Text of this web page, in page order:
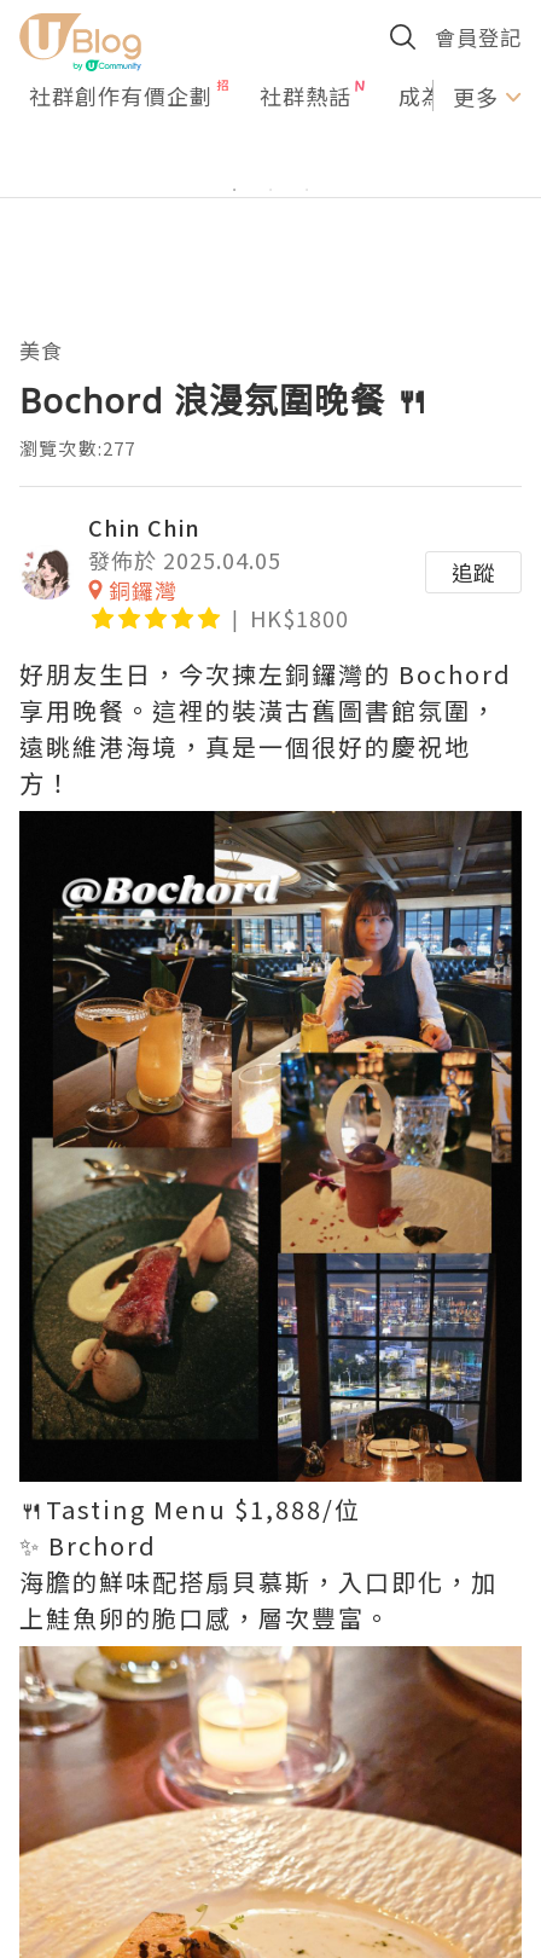
會員登記
社群創作有價企劃 社群熱話 成為U更多
美食
Bochord 浪漫氛圍晚餐 🍴
瀏覽次數:277
Chin Chin
發佈於 2025.04.05
銅鑼灣
HK$1800
追蹤
好朋友生日，今次揀左銅鑼灣的 Bochord
享用晚餐。這裡的裝潢古舊圖書館氛圍，
遠眺維港海境，真是一個很好的慶祝地
方！
🍴Tasting Menu $1,888/位
✨ Brchord
海膽的鮮味配搭扇貝慕斯，入口即化，加
上鮭魚卵的脆口感，層次豐富。